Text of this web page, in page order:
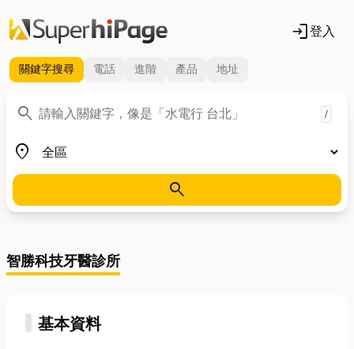
login登入
關鍵字搜尋 電話 進階 產品 地址
search
關鍵字 /
place
地區
search
智勝科技牙醫診所
基本資料